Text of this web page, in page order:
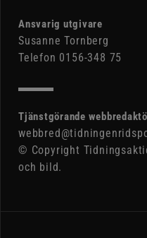
Ansvarig utgivare
Susanne Tornberg
Telefon 0156-348 75
Tjänstgörande
© Copyright
och bild.